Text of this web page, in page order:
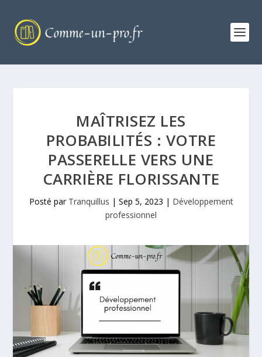
MAÎTRISEZ LES
PROBABILITÉS : VOTRE
PASSERELLE VERS UNE
CARRIÈRE FLORISSANTE
Posté par Tranquillus | Sep 5, 2023 | Développement
professionnel